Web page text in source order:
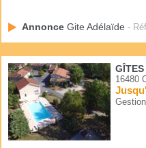
Annonce Gite Adélaïde -
16480